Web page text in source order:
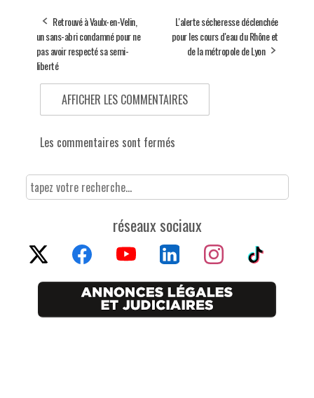
Retrouvé à Vaulx-en-Velin,
un sans-abri condamné pour ne
pas avoir respecté sa semi-
liberté
L'alerte sécheresse déclenchée
pour les cours d'eau du Rhône et
de la métropole de Lyon
AFFICHER LES COMMENTAIRES
Les commentaires sont fermés
réseaux sociaux